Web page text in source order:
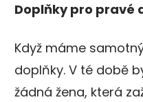
Doplňky pro pravé
Když máme
doplňky. V té době
žádná žena, která